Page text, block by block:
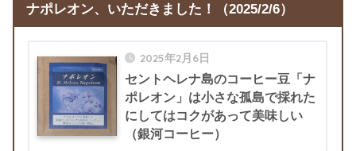
ナポレオン、いただきました！ （2025/2/6）
2025年2月6日
セントヘレナ島のコーヒー豆「ナ
ポレオン」は小さな孤島で採れた
にしてはコクがあって美味しい
（銀河コーヒー）